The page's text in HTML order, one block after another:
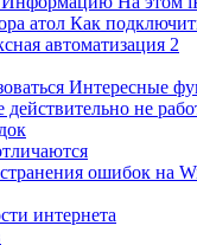
атол Как
автоматизация 2
Интересные
не
ошибок на
интернета